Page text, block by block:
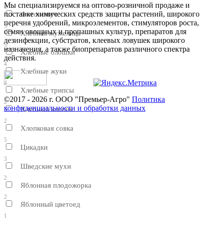
1
Фитономус
3
Хлебная жужелица
3
Хлебные блошки
4
Хлебные жуки
4
Хлебные трипсы
2
Хлебный клопик
2
Хлопковая совка
5
Цикадки
3
Шведские мухи
2
Яблонная плодожорка
2
Яблонный цветоед
1
Мы специализируемся на оптово-розничной продаже и
поставке химических средств защиты растений, широкого
перечня удобрений, микроэлементов, стимуляторов роста,
семян овощных и пропашных культур, препаратов для
дезинфекции, субстратов, клеевых ловушек широкого
назначения, а также биопрепаратов различного спектра
действия.
©2017 - 2026 г. ООО "Премьер-Агро" Политика
конфиденциальности и обработки данных